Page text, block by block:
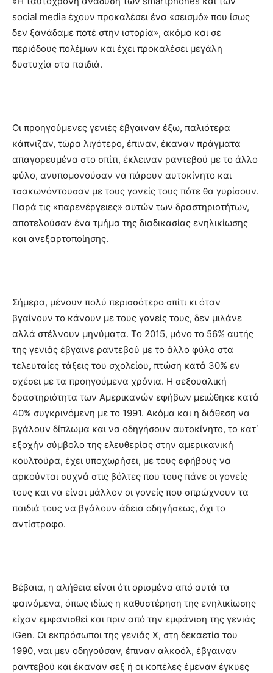
social media έχουν προκαλέσει ένα «σεισμό» που ίσως
δεν ξανάδαμε ποτέ στην ιστορία», ακόμα και σε
περιόδους πολέμων και έχει προκαλέσει μεγάλη
δυστυχία στα παιδιά.
Οι προηγούμενες γενιές έβγαιναν έξω, παλιότερα
κάπνιζαν, τώρα λιγότερο, έπιναν, έκαναν πράγματα
απαγορευμένα στο σπίτι, έκλειναν ραντεβού με το άλλο
φύλο, ανυπομονούσαν να πάρουν αυτοκίνητο και
τσακωνόντουσαν με τους γονείς τους πότε θα γυρίσουν.
Παρά τις «παρενέργειες» αυτών των δραστηριοτήτων,
αποτελούσαν ένα τμήμα της διαδικασίας ενηλικίωσης
και ανεξαρτοποίησης.
Σήμερα, μένουν πολύ περισσότερο σπίτι κι όταν
βγαίνουν το κάνουν με τους γονείς τους, δεν μιλάνε
αλλά στέλνουν μηνύματα. Το 2015, μόνο το 56% αυτής
της γενιάς έβγαινε ραντεβού με το άλλο φύλο στα
τελευταίες τάξεις του σχολείου, πτώση κατά 30% εν
σχέσει με τα προηγούμενα χρόνια. Η σεξουαλική
δραστηριότητα των Αμερικανών εφήβων μειώθηκε κατά
40% συγκρινόμενη με το 1991. Ακόμα και η διάθεση να
βγάλουν δίπλωμα και να οδηγήσουν αυτοκίνητο, το κατ΄
εξοχήν σύμβολο της ελευθερίας στην αμερικανική
κουλτούρα, έχει υποχωρήσει, με τους εφήβους να
αρκούνται συχνά στις βόλτες που τους πάνε οι γονείς
τους και να είναι μάλλον οι γονείς που σπρώχνουν τα
παιδιά τους να βγάλουν άδεια οδηγήσεως, όχι το
αντίστροφο.
Βέβαια, η αλήθεια είναι ότι ορισμένα από αυτά τα
φαινόμενα, όπως ιδίως η καθυστέρηση της ενηλικίωσης
είχαν εμφανισθεί και πριν από την εμφάνιση της γενιάς
iGen. Οι εκπρόσωποι της γενιάς X, στη δεκαετία του
1990, ναι μεν οδηγούσαν, έπιναν αλκοόλ, έβγαιναν
ραντεβού και έκαναν σεξ ή οι κοπέλες έμεναν έγκυες